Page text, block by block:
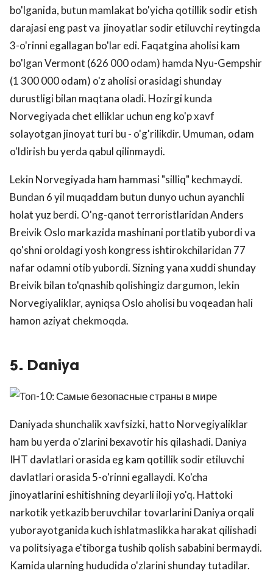
bo'lganida, butun mamlakat bo'yicha qotillik sodir etish
darajasi eng past va jinoyatlar sodir etiluvchi reytingda
3-o'rinni egallagan bo'lar edi. Faqatgina aholisi kam
bo'lgan Vermont (626 000 odam) hamda Nyu-Gempshir
(1 300 000 odam) o'z aholisi orasidagi shunday
durustligi bilan maqtana oladi. Hozirgi kunda
Norvegiyada chet elliklar uchun eng ko'p xavf
solayotgan jinoyat turi bu - o'g'rilikdir. Umuman, odam
o'ldirish bu yerda qabul qilinmaydi.
Lekin Norvegiyada ham hammasi "silliq" kechmaydi.
Bundan 6 yil muqaddam butun dunyo uchun ayanchli
holat yuz berdi. O'ng-qanot terroristlaridan Anders
Breivik Oslo markazida mashinani portlatib yubordi va
qo'shni oroldagi yosh kongress ishtirokchilaridan 77
nafar odamni otib yubordi. Sizning yana xuddi shunday
Breivik bilan to'qnashib qolishingiz dargumon, lekin
Norvegiyaliklar, ayniqsa Oslo aholisi bu voqeadan hali
hamon aziyat chekmoqda.
5. Daniya
Daniyada shunchalik xavfsizki, hatto Norvegiyaliklar
ham bu yerda o'zlarini bexavotir his qilashadi. Daniya
IHT davlatlari orasida eg kam qotillik sodir etiluvchi
davlatlari orasida 5-o'rinni egallaydi. Ko'cha
jinoyatlarini eshitishning deyarli iloji yo'q. Hattoki
narkotik yetkazib beruvchilar tovarlarini Daniya orqali
yuborayotganida kuch ishlatmaslikka harakat qilishadi
va politsiyaga e'tiborga tushib qolish sababini bermaydi.
Kamida ularning hududida o'zlarini shunday tutadilar.